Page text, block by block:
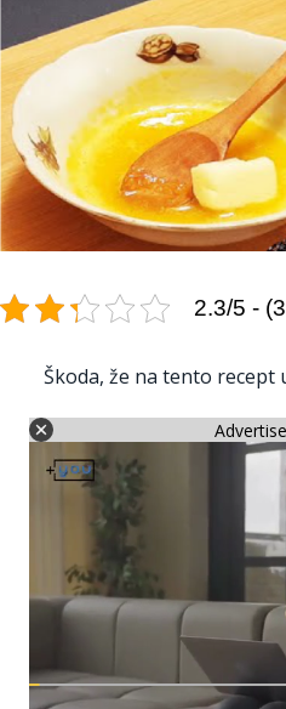
2.3/5 -
Škoda, že na tento recept